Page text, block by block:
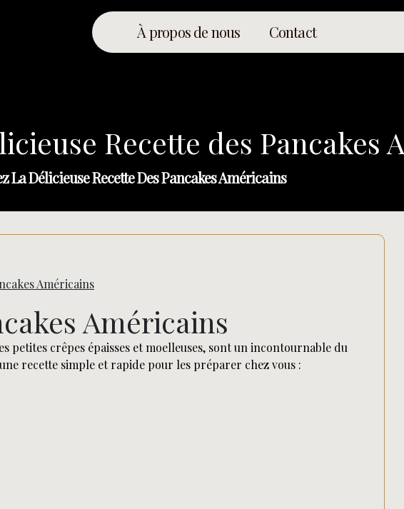
À propos de nous Contact
Recette des Pancakes
La Délicieuse Recette Des Pancakes Américains
Américains
Américains
petites crêpes épaisses et moelleuses, sont un incontournable du
recette simple et rapide pour les préparer chez vous :